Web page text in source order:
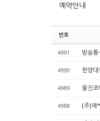
예약안내
번호
4991 방송
4990 한양
4989 웅진
4988 (주)